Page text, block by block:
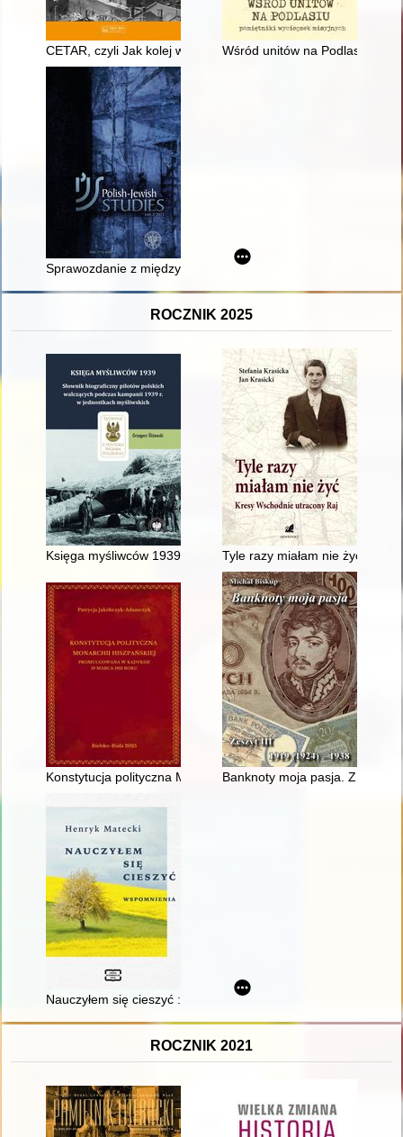
CETAR, czyli Jak kolej w PRL rozliczała się z klientami za
Wśród unitów na Podlasiu :
Sprawozdanie z międzynarodowej konferencji naukowej
ROCZNIK 2025
Księga myśliwców 1939 : słownik biograficzny pilotów
Tyle razy miałam nie żyć :
Konstytucja polityczna Monarchii Hiszpańskiej promulgowana
Banknoty moja pasja. Z. 3,
Nauczyłem się cieszyć : wspomnienia
ROCZNIK 2021